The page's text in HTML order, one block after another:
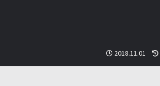
2018.11.01